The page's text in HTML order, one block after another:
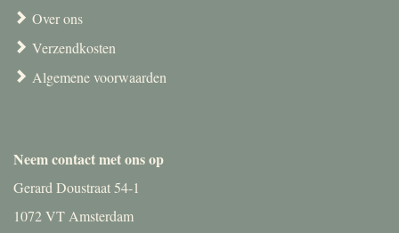
Over ons
Verzendkosten
Algemene voorwaarden
Neem contact met ons op
Gerard Doustraat 54-1
1072 VT Amsterdam